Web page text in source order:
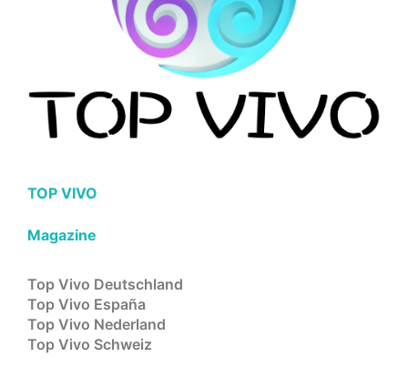
TOP VIVO
Magazine
Top Vivo Deutschland
Top Vivo España
Top Vivo Nederland
Top Vivo Schweiz